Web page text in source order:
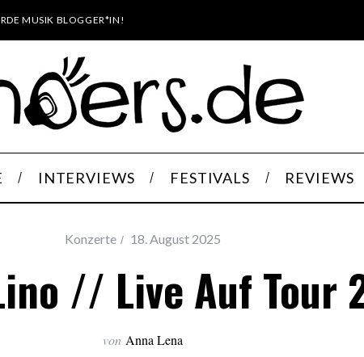
MUSIK BLOGGER*IN!
INTERVIEWS FESTIVALS REVIEWS
Konzerte 18. August 2025
// Live Auf Tour
von Anna Lena